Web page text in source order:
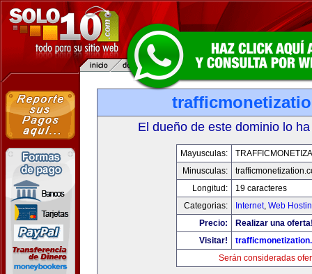
El dueño de este dominio lo
Mayusculas:
Minusculas:
Longitud:
19 caracteres
Categorias:
Internet, Web
Precio:
Realizar una
Visitar!
Serán consideradas